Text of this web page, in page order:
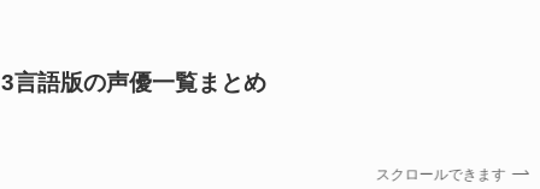
3言語版の声優一覧まとめ
スクロールできます